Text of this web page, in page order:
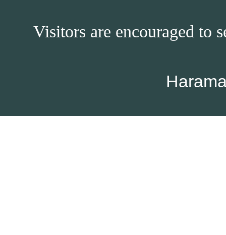
Visitors are encouraged to